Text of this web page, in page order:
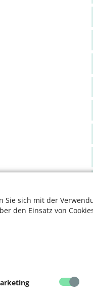
sich mit der
den Einsatz von